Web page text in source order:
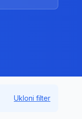
Ukloni filter